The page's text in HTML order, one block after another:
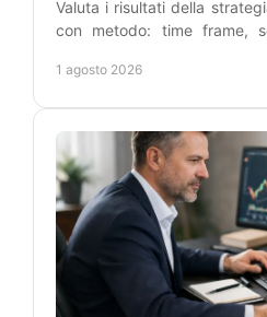
Valuta i risultati della
con metodo: time frame,
1 agosto 2026